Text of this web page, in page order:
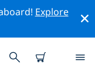
Explore